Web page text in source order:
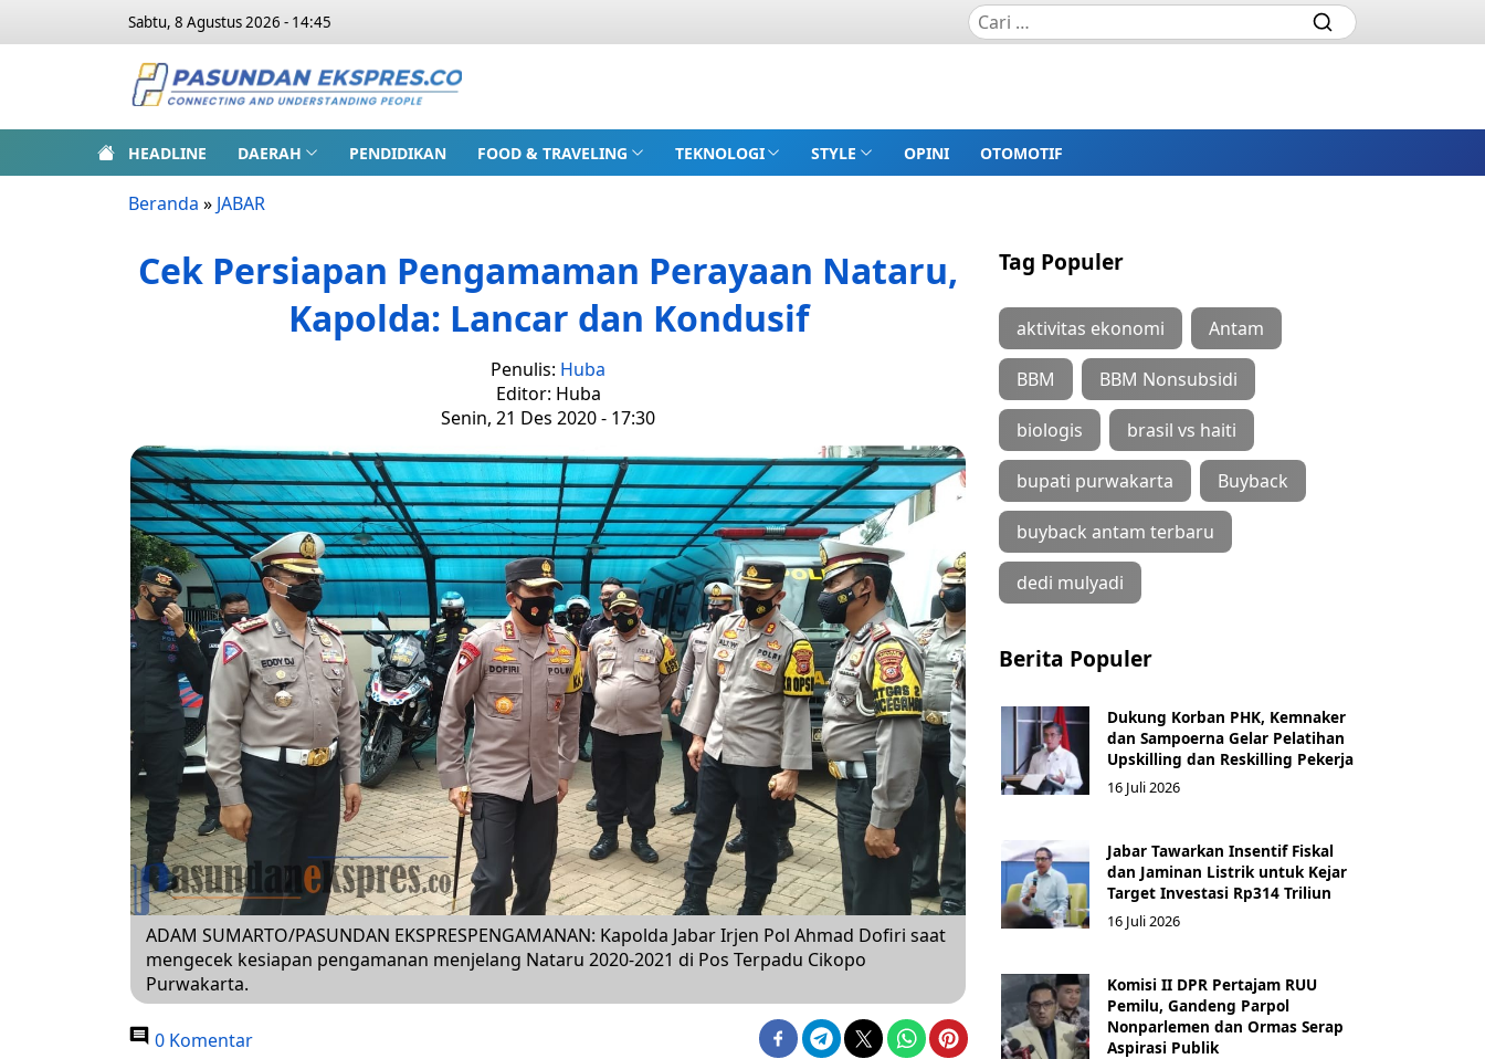
Sabtu, 8 Agustus 2026 - 14:45
HEADLINE DAERAH PENDIDIKAN FOOD & TRAVELING TEKNOLOGI STYLE OPINI OTOMOTIF
Beranda » JABAR
Cek Persiapan Pengamaman Perayaan Nataru,
Kapolda: Lancar dan Kondusif
Penulis: Huba
Editor: Huba
Senin, 21 Des 2020 - 17:30
ADAM SUMARTO/PASUNDAN EKSPRESPENGAMANAN: Kapolda Jabar Irjen Pol Ahmad Dofiri saat
mengecek kesiapan pengamanan menjelang Nataru 2020-2021 di Pos Terpadu Cikopo
Purwakarta.
0 Komentar
Tag Populer
aktivitas ekonomi Antam
BBM BBM Nonsubsidi
biologis brasil vs haiti
bupati purwakarta Buyback
buyback antam terbaru
dedi mulyadi
Berita Populer
Dukung Korban PHK, Kemnaker
dan Sampoerna Gelar Pelatihan
Upskilling dan Reskilling Pekerja
16 Juli 2026
Jabar Tawarkan Insentif Fiskal
dan Jaminan Listrik untuk Kejar
Target Investasi Rp314 Triliun
16 Juli 2026
Komisi II DPR Pertajam RUU
Pemilu, Gandeng Parpol
Nonparlemen dan Ormas Serap
Aspirasi Publik